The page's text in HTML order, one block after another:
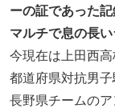
ーの証であった
マルチで息の長い
今現在は上田西
都道府県対抗男
長野県チームの